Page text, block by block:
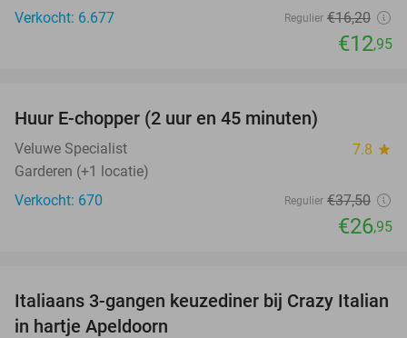
Verkocht: 6.677
Regulier €16,20
€12,95
Huur E-chopper (2 uur en 45 minuten)
Veluwe Specialist 7.8 star
Garderen (+1 locatie)
Verkocht: 670
Regulier €37,50
€26,95
27%
Italiaans 3-gangen keuzediner bij Crazy Italian
in hartje Apeldoorn